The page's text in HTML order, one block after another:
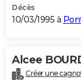
Décès
10/03/1995 à
Alcee
Créer une